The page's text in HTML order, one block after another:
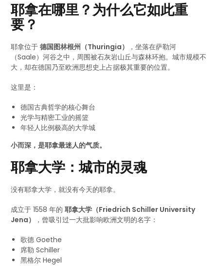
耶拿在哪里？为什么它如此重
要？
耶拿位于德国图林根州（Thuringia）
，坐落在萨勒河
（Saale）河谷之中，周围被石灰岩山丘与森林环抱。城市规模不
大，却在德国乃至欧洲思想史上占据极其重要的位置。
这里是：
德国古典哲学的核心舞台
光学与精密工业的摇篮
年轻人比例极高的大学城
小而深，是耶拿最迷人的气质。
耶拿大学：城市的灵魂
没有耶拿大学，就没有今天的耶拿。
成立于 1558 年的耶拿大学（Friedrich Schiller University
Jena）
，曾吸引过一大批影响欧洲文明的名字：
歌德 Goethe
席勒 Schiller
黑格尔 Hegel